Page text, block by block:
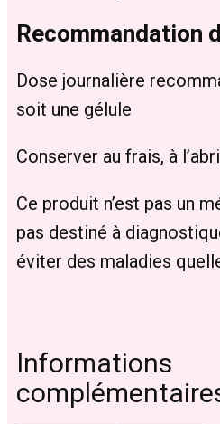
Recommandation
Dose journalière
soit une gélule
Conserver au frais, à
Ce produit n’est pas un
pas destiné à
éviter des maladies
Informations